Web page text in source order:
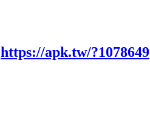
https://apk.tw/?1078649